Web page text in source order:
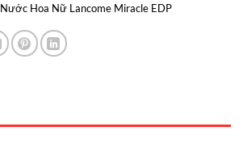
Nước Hoa Nữ Lancome Miracle EDP